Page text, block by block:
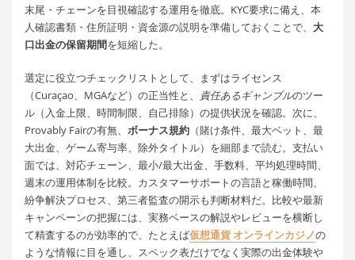
末尾・チェーンを目視確認する運用を徹底。KYC要求に備え、本
人確認書類・住所証明・資金源の説明を準備しておくことで、 大
口出金の保留期間を短縮した。
選定に役立つチェックリストとして、まずはライセンス
（Curaçao、MGAなど）の正当性と、 責任あるギャンブルのツー
ル（入金上限、時間制限、自己排除）の提供状況を確認。次に、
Provably Fairの有無、ボーナス規約 （賭け条件、最大ベット、最
大出金、ゲーム寄与率、除外タイトル）を細部まで読む。支払い
面では、対応チェーン、最小/最大出金、手数料、平均処理時間、
週末の運用体制を比較。カスタマーサポートの言語と稼働時間、
紛争解決プロセス、第三者監査の開示も判断材料だ。比較や最新
キャンペーンの把握には、実務ベースの解説やレビューを横断し
て精査するのが効率的で、たとえば仮想通貨 オンラインカジノの
ような情報に目を通し、スペック表だけでなく実際の出金体験や